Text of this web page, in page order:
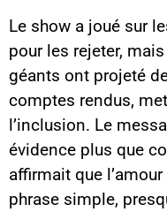
Le show a joué sur
pour les rejeter,
géants ont projeté
comptes rendus,
l’inclusion. Le
évidence plus que
affirmait que
phrase simple,